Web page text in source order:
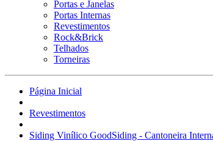
Portas e Janelas
Portas Internas
Revestimentos
Rock&Brick
Telhados
Torneiras
Página Inicial
Revestimentos
Siding Vinílico GoodSiding - Cantoneira